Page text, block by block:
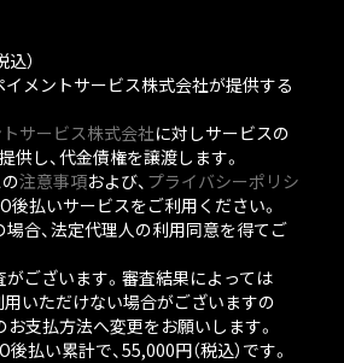
）
イメントサービス株式会社が提供する
サービス株式会社に対しサービスの
供し、代金債権を譲渡します。
注意事項および、 プライバシーポリシ
後払いサービスをご利用ください。
場合、法定代理人の利用同意を得てご
がございます。審査結果によっては
用いただけない場合がございますの
お支払方法へ変更をお願いします。
払い累計で、55,000円（税込）です。